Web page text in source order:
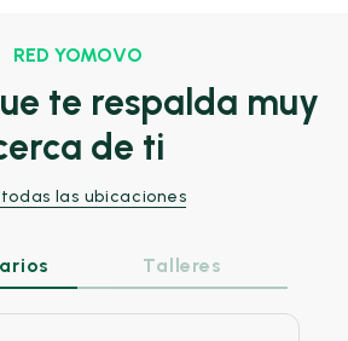
RED YOMOVO
te respalda muy
de ti
las ubicaciones
Talleres